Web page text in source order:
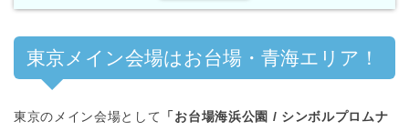
東京メイン会場はお台場・青海エリア！
東京のメイン会場として
「お台場海浜公園 / シンボルプロムナ